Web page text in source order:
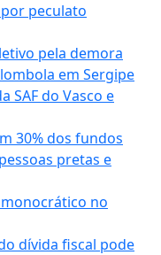
peculato
pela demora
em Sergipe
SAF do Vasco e
30% dos fundos
pretas e
no
dívida fiscal pode